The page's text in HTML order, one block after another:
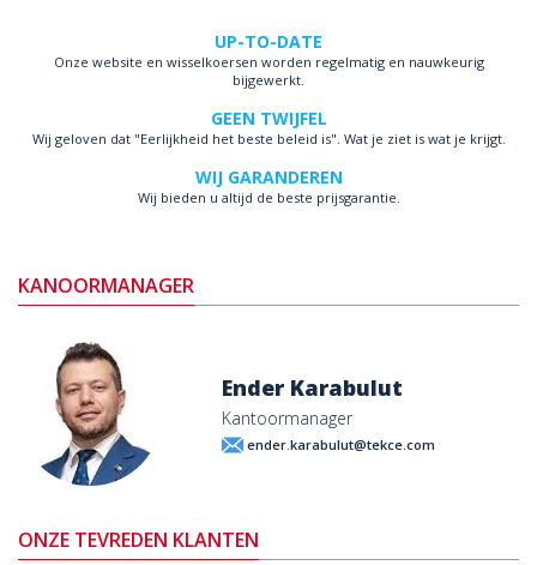
UP-TO-DATE
Onze website en wisselkoersen worden regelmatig en nauwkeurig
bijgewerkt.
GEEN TWIJFEL
Wij geloven dat "Eerlijkheid het beste beleid is". Wat je ziet is wat je krijgt.
WIJ GARANDEREN
Wij bieden u altijd de beste prijsgarantie.
KANOORMANAGER
Ender Karabulut
Kantoormanager
ender.karabulut@tekce.com
ONZE TEVREDEN KLANTEN